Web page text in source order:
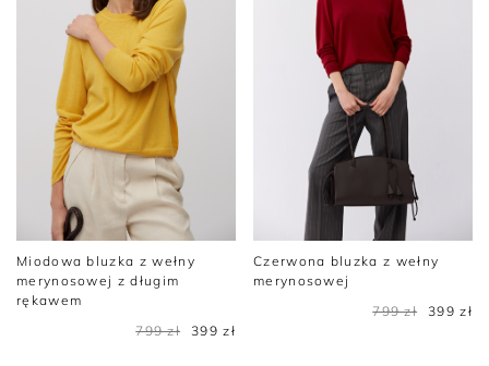
Miodowa bluzka z wełny
merynosowej z długim
rękawem
799 zł
399 zł
Czerwona bluzka z wełny
merynosowej
799 zł
399 zł